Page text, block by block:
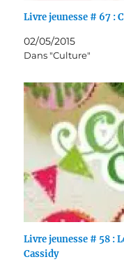
Livre jeunesse # 67 :
02/05/2015
Dans "Culture"
Livre jeunesse # 58 :
Cassidy